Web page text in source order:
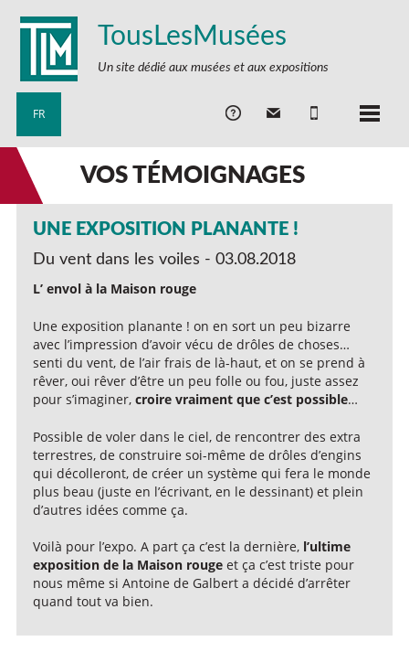
TousLesMusées
Un site dédié aux musées et aux expositions
FR
VOS TÉMOIGNAGES
UNE EXPOSITION PLANANTE !
Du vent dans les voiles - 03.08.2018
L’ envol à la Maison rouge
Une exposition planante ! on en sort un peu bizarre
avec l’impression d’avoir vécu de drôles de choses…
senti du vent, de l’air frais de là-haut, et on se prend à
rêver, oui rêver d’être un peu folle ou fou, juste assez
pour s’imaginer, croire vraiment que c’est possible…
Possible de voler dans le ciel, de rencontrer des extra
terrestres, de construire soi-même de drôles d’engins
qui décolleront, de créer un système qui fera le monde
plus beau (juste en l’écrivant, en le dessinant) et plein
d’autres idées comme ça.
Voilà pour l’expo. A part ça c’est la dernière, l’ultime
exposition de la Maison rouge et ça c’est triste pour
nous même si Antoine de Galbert a décidé d’arrêter
quand tout va bien.